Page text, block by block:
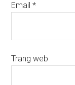
Email*
Trang web